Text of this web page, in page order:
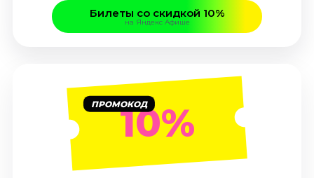
Ноябрь 2026
Декабрь 2026
Август 2026
Сентябрь 2026
Октябрь 2026
Ноябрь 2026
Декабрь 2026
Билеты со скидкой 10%
на Яндекс Афише
ПРОМОКОД10%